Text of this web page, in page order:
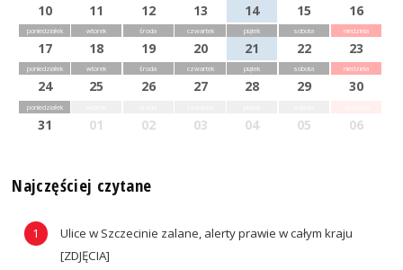
10 11 12 13 14 15 16
poniedziałek
17
wtorek
18
środa
19
czwartek
20
piątek
21
sobota
22
niedziela
23
poniedziałek
24
wtorek
25
środa
26
czwartek
27
piątek
28
sobota
29
niedziela
30
poniedziałek
31 01 02 03 04 05 06
Najczęściej czytane
Ulice w Szczecinie zalane, alerty prawie w całym kraju
[ZDJĘCIA]